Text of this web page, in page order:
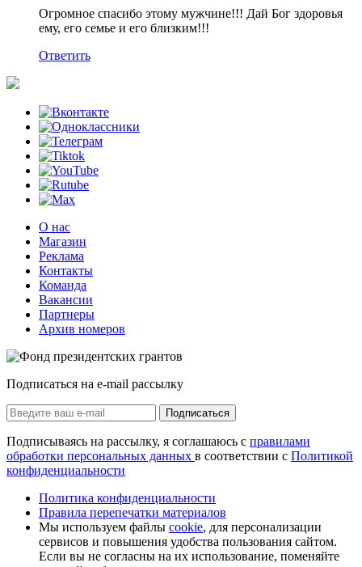
Огромное спасибо этому мужчине!!! Дай Бог здоровья
ему, его семье и его близким!!!
Ответить
О нас
Магазин
Реклама
Контакты
Команда
Вакансии
Партнеры
Архив номеров
Подписаться на e-mail рассылку
Подписаться
Подписываясь на рассылку, я соглашаюсь с правилами
обработки персональных данных в соответствии с Политикой
конфиденциальности
Политика конфиденциальности
Правила перепечатки материалов
Мы используем файлы cookie, для персонализации
сервисов и повышения удобства пользования сайтом.
Если вы не согласны на их использование, поменяйте